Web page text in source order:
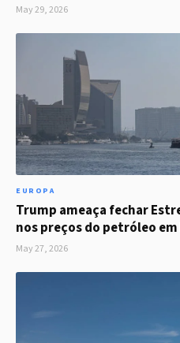
May 29, 2026
EUROPA
Trump ameaça fechar
nos preços do petróleo
May 27, 2026